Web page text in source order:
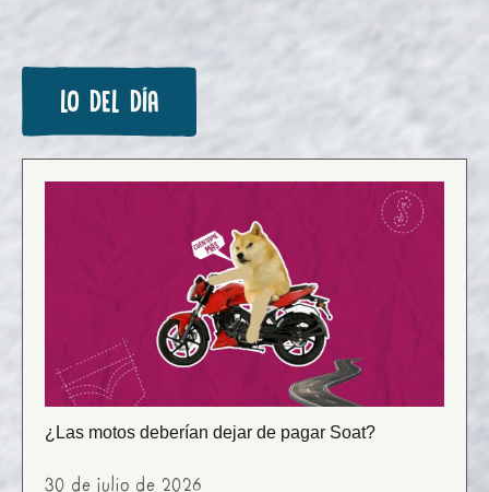
LO DEL DÍA
¿Las motos deberían dejar de pagar Soat?
30 de julio de 2026